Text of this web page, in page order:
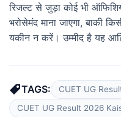
रिजल्ट से जुड़ा कोई भी
भरोसेमंद माना जाएगा, बाकी
यकीन न करें। उम्मीद है यह
TAGS:
CUET UG
CUET UG Result 2026